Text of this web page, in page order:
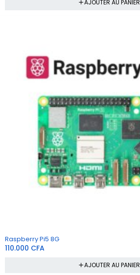
AJOUTER AU PANIER
Raspberry Pi5 8G
110.000 CFA
AJOUTER AU PANIER